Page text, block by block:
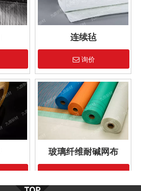
连续毡
询价
玻璃纤维耐碱网布